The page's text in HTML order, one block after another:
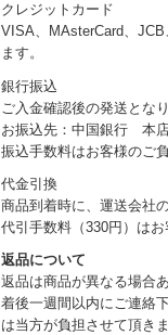
クレジットカード
VISA、MAsterCard、
ます。
銀行振込
ご入金確認後の発送となり
お振込先：中国銀行 本
振込手数料はお客様のご
代金引換
商品到着時に、運送会社
代引手数料（330円）はお
返品について
返品は商品が異なる場合
着後一週間以内にご連絡
は当方が負担させて頂き